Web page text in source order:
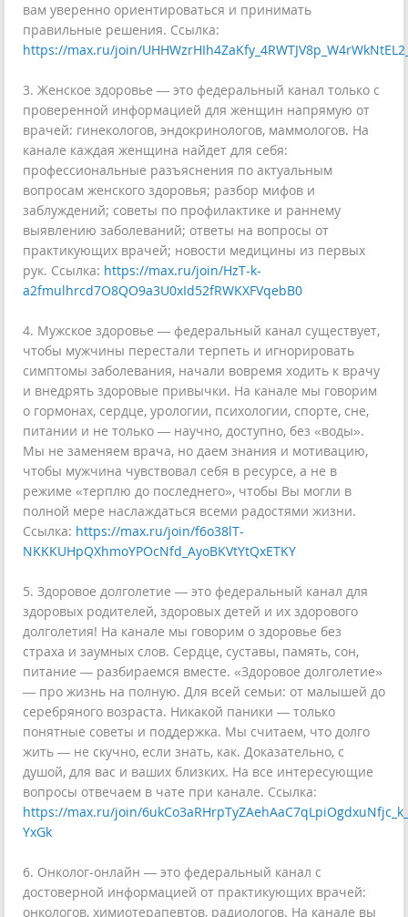
вам уверенно ориентироваться и принимать
правильные решения. Ссылка:
https://max.ru/join/
3. Женское здоровье — это федеральный канал только с
проверенной информацией для женщин напрямую от
врачей: гинекологов, эндокринологов, маммологов. На
канале каждая женщина найдет для себя:
профессиональные разъяснения по актуальным
вопросам женского здоровья; разбор мифов и
заблуждений; советы по профилактике и раннему
выявлению заболеваний; ответы на вопросы от
практикующих врачей; новости медицины из первых
рук. Ссылка: https://max.ru/join/HzT-k-
a2fmulhrcd7O8QO9a3U0xId52fRWKXFVqebB0
4. Мужское здоровье — федеральный канал существует,
чтобы мужчины перестали терпеть и игнорировать
симптомы заболевания, начали вовремя ходить к врачу
и внедрять здоровые привычки. На канале мы говорим
о гормонах, сердце, урологии, психологии, спорте, сне,
питании и не только — научно, доступно, без «воды».
Мы не заменяем врача, но даем знания и мотивацию,
чтобы мужчина чувствовал себя в ресурсе, а не в
режиме «терплю до последнего», чтобы Вы могли в
полной мере наслаждаться всеми радостями жизни.
Ссылка: https://max.ru/join/f6o38lT-
NKKKUHpQXhmoYPOcNfd_AyoBKVtYtQxETKY
5. Здоровое долголетие — это федеральный канал для
здоровых родителей, здоровых детей и их здорового
долголетия! На канале мы говорим о здоровье без
страха и заумных слов. Сердце, суставы, память, сон,
питание — разбираемся вместе. «Здоровое долголетие»
— про жизнь на полную. Для всей семьи: от малышей до
серебряного возраста. Никакой паники — только
понятные советы и поддержка. Мы считаем, что долго
жить — не скучно, если знать, как. Доказательно, с
душой, для вас и ваших близких. На все интересующие
вопросы отвечаем в чате при канале. Ссылка:
https://max.ru/join/
YxGk
6. Онколог-онлайн — это федеральный канал с
достоверной информацией от практикующих врачей:
онкологов, химиотерапевтов, радиологов. На канале вы